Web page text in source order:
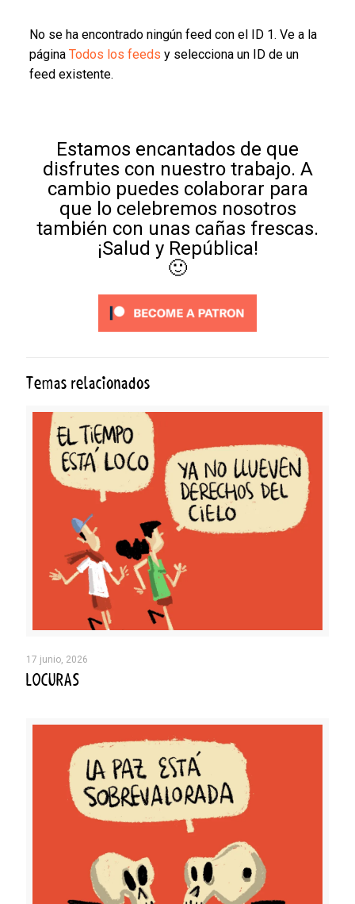
No se ha encontrado ningún feed con el ID 1. Ve a la
página Todos los feeds y selecciona un ID de un
feed existente.
Estamos encantados de que
disfrutes con nuestro trabajo. A
cambio puedes colaborar para
que lo celebremos nosotros
también con unas cañas frescas.
¡Salud y República!
🙂
Temas relacionados
17 junio, 2026
LOCURAS